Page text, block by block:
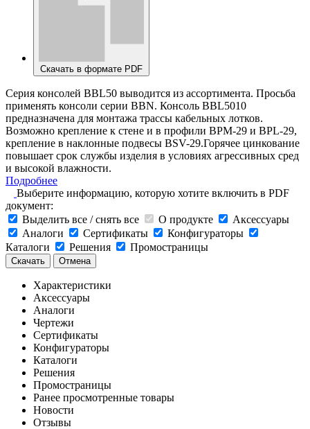
Скачать в формате PDF
Серия консолей BBL50 выводится из ассортимента. Просьба
применять консоли серии BBN. Консоль BBL5010
предназначена для монтажа трассы кабельных лотков.
Возможно крепление к стене и в профили BPM-29 и BPL-29,
крепление в наклонные подвесы BSV-29.Горячее цинкование
повышает срок службы изделия в условиях агрессивных сред
и высокой влажности.
Подробнее
Выберите информацию, которую хотите включить в PDF
документ:
Выделить все / снять все
О продукте
Аксессуары
Аналоги
Сертификаты
Конфигураторы
Каталоги
Решения Промостраницы
Скачать Отмена
Характеристики
Аксессуары
Аналоги
Чертежи
Сертификаты
Конфигураторы
Каталоги
Решения
Промостраницы
Ранее просмотренные товары
Новости
Отзывы